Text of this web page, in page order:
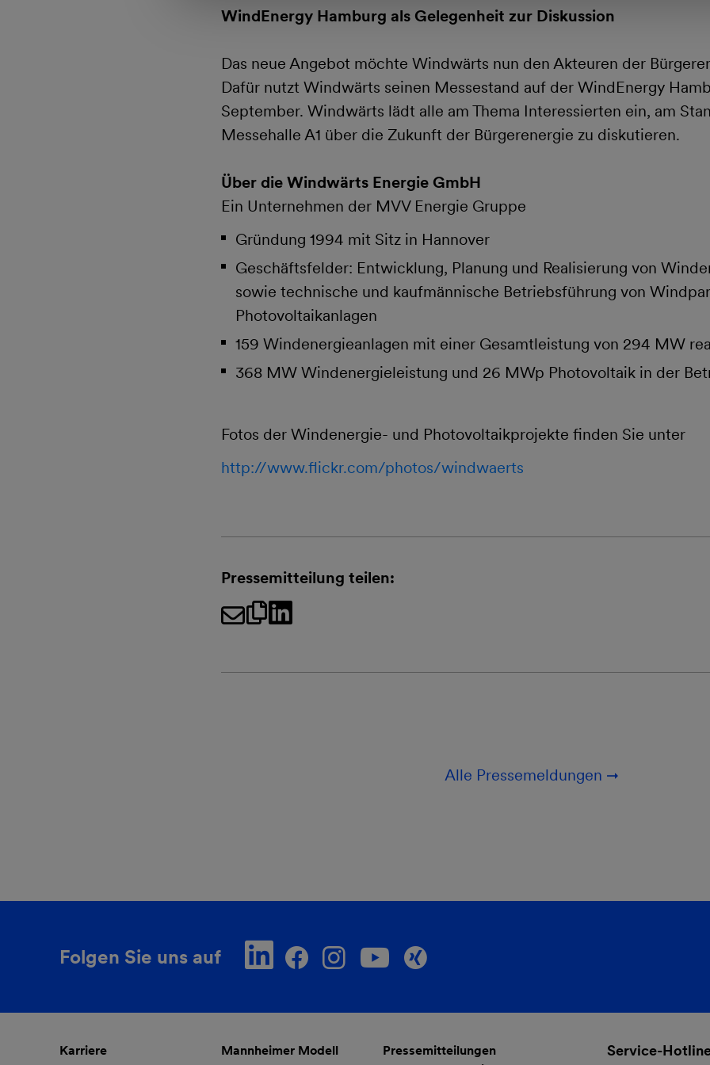
WindEnergy Hamburg als Gelegenheit zur Diskussion
Das neue Angebot möchte Windwärts nun den Akteuren der
Dafür nutzt Windwärts seinen Messestand auf der WindEnergy
September. Windwärts lädt alle am Thema Interessierten ein, am
Messehalle A1 über die Zukunft der Bürgerenergie zu diskutieren.
Über die Windwärts Energie GmbH
Ein Unternehmen der MVV Energie Gruppe
Gründung 1994 mit Sitz in Hannover
Geschäftsfelder: Entwicklung, Planung und Realisierung von
sowie technische und kaufmännische Betriebsführung von
Photovoltaikanlagen
159 Windenergieanlagen mit einer Gesamtleistung von 294 MW
368 MW Windenergieleistung und 26 MWp Photovoltaik in der
Fotos der Windenergie- und Photovoltaikprojekte finden Sie unter
http://www.flickr.com/photos/windwaerts
Pressemitteilung teilen:
Alle Pressemeldungen
Folgen Sie uns auf
Karriere
Mannheimer Modell
Pressemitteilungen
Service-